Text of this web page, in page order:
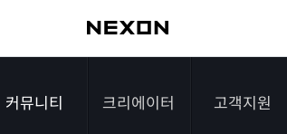
커뮤니티 크리에이터 고객지원